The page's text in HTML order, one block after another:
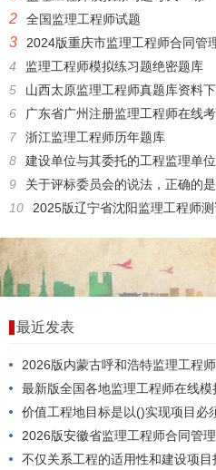
2 全国监理工程师试题
3
2024版重庆市监理工程师合同管
4
监理工程师模拟练习题绝密题库
5
山西太原监理工程师真题库资料
6
广东省广州注册监理工程师在线
7
浙江监理工程师历年题库
8
建设单位与其委托的工程监理单
9
关于评标委员会的说法，正确的是
10
2025版辽宁省沈阳监理工程师
最近发表
2026版内蒙古呼和浩特监理工程
最新版全国各地监理工程师在线
价值工程地目标是以()实现项目必
2026版安徽省监理工程师合同管
不仅关系工程的适用性和建设项目投资效果，而且还关系